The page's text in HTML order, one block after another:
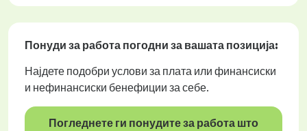
Понуди за работа погодни за вашата позиција:
Најдете подобри услови за плата или финансиски
и нефинансиски бенефиции за себе.
Погледнете ги понудите за работа што